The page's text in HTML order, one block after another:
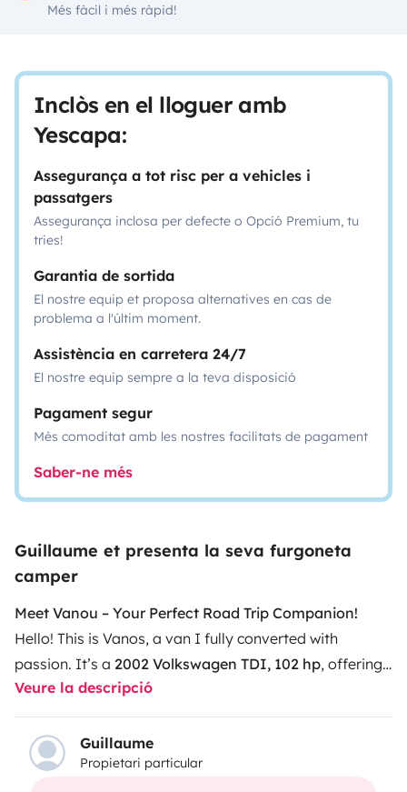
Més fàcil i més ràpid!
Inclòs en el lloguer amb
Yescapa:
Assegurança a tot risc per a vehicles i
passatgers
Assegurança inclosa per defecte o Opció Premium, tu
tries!
Garantia de sortida
El nostre equip et proposa alternatives en cas de
problema a l'últim moment.
Assistència en carretera 24/7
El nostre equip sempre a la teva disposició
Pagament segur
Més comoditat amb les nostres facilitats de pagament
Saber-ne més
Guillaume et presenta la seva furgoneta
camper
Meet Vanou – Your Perfect Road Trip Companion!
Hello! This is Vanos, a van I fully converted with
passion. It’s a 2002 Volkswagen TDI, 102 hp, offering
a pleasant driving experience despite its rustic
character – a true vehicle for enthusiasts!
Inside, you’ll find everything you need for a
comfortable adventure: ✅A cozy double bed
Veure la descripció
Guillaume
Propietari particular